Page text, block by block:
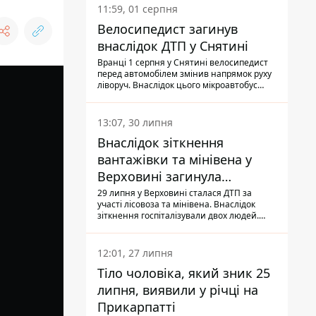
11:59, 01 серпня
Велосипедист загинув
внаслідок ДТП у Снятині
Вранці 1 серпня у Снятині велосипедист
перед автомобілем змінив напрямок руху
ліворуч. Внаслідок цього мікроавтобус
13:07, 30 липня
Внаслідок зіткнення
вантажівки та мінівена у
Верховині загинула
пасажирка, водійка - у
лікарні
29 липня у Верховині сталася ДТП за
участі лісовоза та мінівена. Внаслідок
зіткнення госпіталізували двох людей.
Також травми отримала водійка
автомобіля.
12:01, 27 липня
Тіло чоловіка, який зник 25
липня, виявили у річці на
Прикарпатті